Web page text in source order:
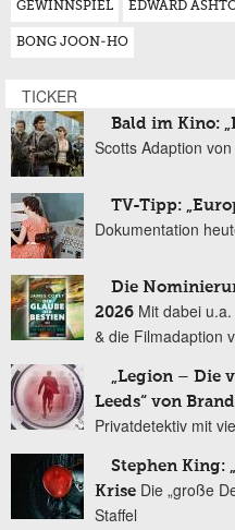
GEWINNSPIEL EDWARD
BONG JOON-HO
TICKER
Bald im Kino:
Scotts Adaption
TV-Tipp:
Dokumentation
Die
2026 Mit dabei
& die Filmadaption
„Legion – Die
Leeds“ von
Privatdetektiv mit
Stephen King:
Krise Die „große
Staffel